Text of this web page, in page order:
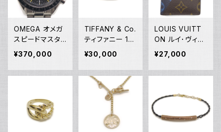
OMEGA オメガ
スピードマスタ
ー オートマチッ
ク 3510.50 自
動巻き クロノグ
¥370,000
TIFFANY & Co.
ティファニー 18
37 ナロー バン
グル ブレスレッ
ト シルバー925
Y04751
¥30,000
LOUIS VUITT
ON ルイ･ヴィト
ン オーガナイザ
ードゥポッシュ
モノグラム カー
¥27,000